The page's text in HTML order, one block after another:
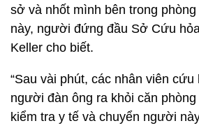
sở và nhốt mình bên trong
này, người đứng đầu Sở Cứu
Keller cho biết.
“Sau vài phút, các nhân viên
người đàn ông ra khỏi căn
kiểm tra y tế và chuyển người